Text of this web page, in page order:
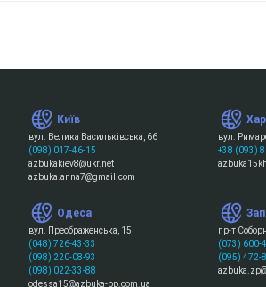
Київ
вул. Велика Васильківська, 66
(098) 017-46-15
azbukakiev8@ukr.net
azbuka.anna7@gmail.com
вул.
+38 (093)
Одеса
вул. Преображенська, 15
(048) 726-43-33
(098) 220-08-93
(098) 022-33-88
odessa15@azbuka-bp.com.ua
пр-т
(073) 600-
(095) 472-